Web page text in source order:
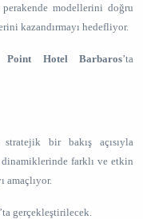
modellerini doğru
kazandırmayı hedefliyor.
Point Hotel Barbaros’ta
bir bakış açısıyla
dinamiklerinde farklı ve etkin
amaçlıyor.
’ta gerçekleştirilecek.